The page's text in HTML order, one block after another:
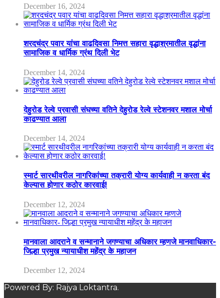
December 16, 2024
शरदचंद्र पवार यांचा वाढदिवसा निमत्त सहारा वृद्धाश्रमातील वृद्धांना
सामाजिक व धार्मिक ग्रंथ दिली भेट
December 14, 2024
देहुरोड रेल्वे प्रवासी संघच्या वतिने देहुरोड रेल्वे स्टेशनवर मशाल मोर्चा
काढण्यात आला
December 14, 2024
स्मार्ट सारथीवरील नागरिकांच्या तक्रारी योग्य कार्यवाही न करता बंद
केल्यास होणार कठोर कारवाई!
December 12, 2024
मानवाला आदराने व सन्मानाने जगण्याचा अधिकार म्हणजे मानवाधिकार-
जिल्हा प्रमुख न्यायाधीश महेंद्र के महाजन
December 12, 2024
Powered By: Rajya Loktantra.